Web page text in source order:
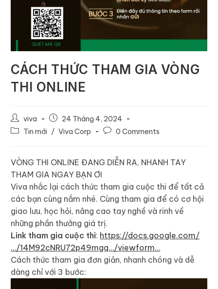
CÁCH THỨC THAM GIA VÒNG
THI ONLINE
viva
24 Tháng 4, 2024
Tin mới / Viva Corp 0 Comments
VÒNG THI ONLINE ĐANG DIỄN RA, NHANH TAY
THAM GIA NGAY BẠN ƠI
Viva nhắc lại cách thức tham gia cuộc thi để tất cả
các bạn cùng nắm nhé. Cùng tham gia để có cơ hội
giao lưu, học hỏi, nâng cao tay nghề và rinh về
những phần thưởng giá trị.
Link tham gia cuộc thi: https://docs.google.com/
…/14M92cNRU72p49mgq…/viewform…
Cách thức tham gia đơn giản, nhanh chóng và dễ
dàng chỉ với 3 bước: